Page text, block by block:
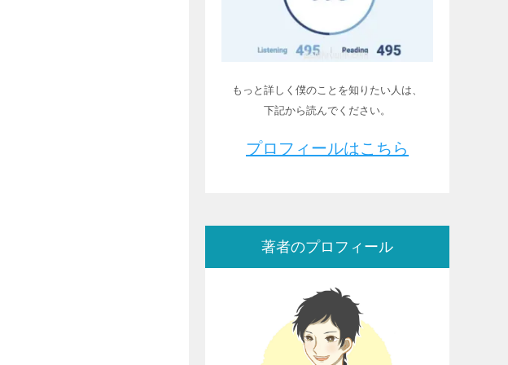
もっと詳しく僕のことを知りたい人は、
下記から読んでください。
プロフィールはこちら
著者のプロフィール